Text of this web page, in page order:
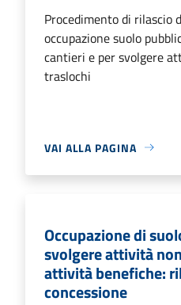
Procedimento di rilascio
occupazione suolo
cantieri e per svolgere
traslochi
VAI ALLA PAGINA
Occupazione di
svolgere attività
attività benefiche:
concessione